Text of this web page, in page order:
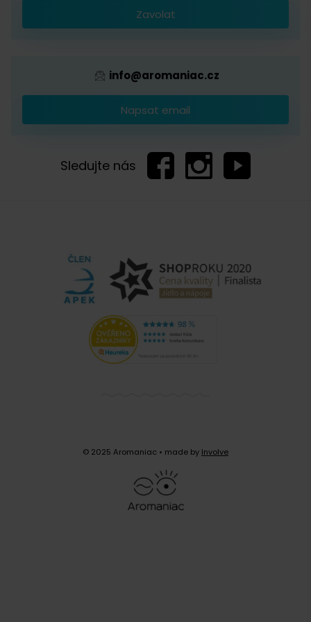
Provizní systém
Zavolat
info@aromaniac.cz
Napsat email
Sledujte nás
© 2025 Aromaniac • made by Involve